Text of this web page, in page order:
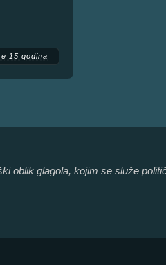
15 godina
oblik glagola, kojim se služe